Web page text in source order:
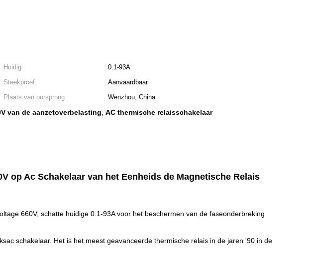
Huidig:
0.1-93A
Steekproef:
Aanvaardbaar
Plaats van oorsprong:
Wenzhou, China
van de aanzetoverbelasting, AC thermische relaisschakelaar
op Ac Schakelaar van het Eenheids de Magnetische Relais
660V, schatte huidige 0.1-93A voor het beschermen van de faseonderbreking
schakelaar. Het is het meest geavanceerde thermische relais in de jaren '90 in de